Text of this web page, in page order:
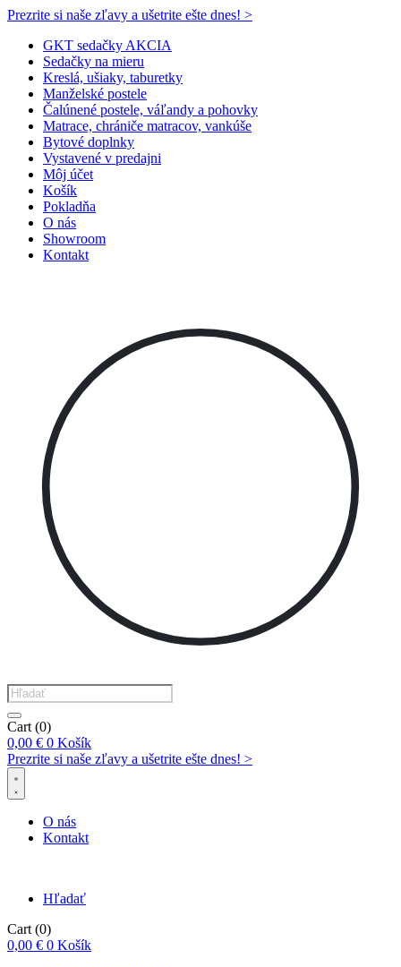
Prezrite si naše zľavy a ušetrite ešte dnes! >​
GKT sedačky AKCIA
Sedačky na mieru
Kreslá, ušiaky, taburetky
Manželské postele
Čalúnené postele, váľandy a pohovky
Matrace, chrániče matracov, vankúše
Bytové doplnky
Vystavené v predajni
Môj účet
Košík
Pokladňa
O nás
Showroom
Kontakt
Products
search
Cart (0)
0,00 € 0 Košík
Prezrite si naše zľavy a ušetrite ešte dnes! >​
O nás
Kontakt
Hľadať
Cart (0)
0,00 € 0 Košík